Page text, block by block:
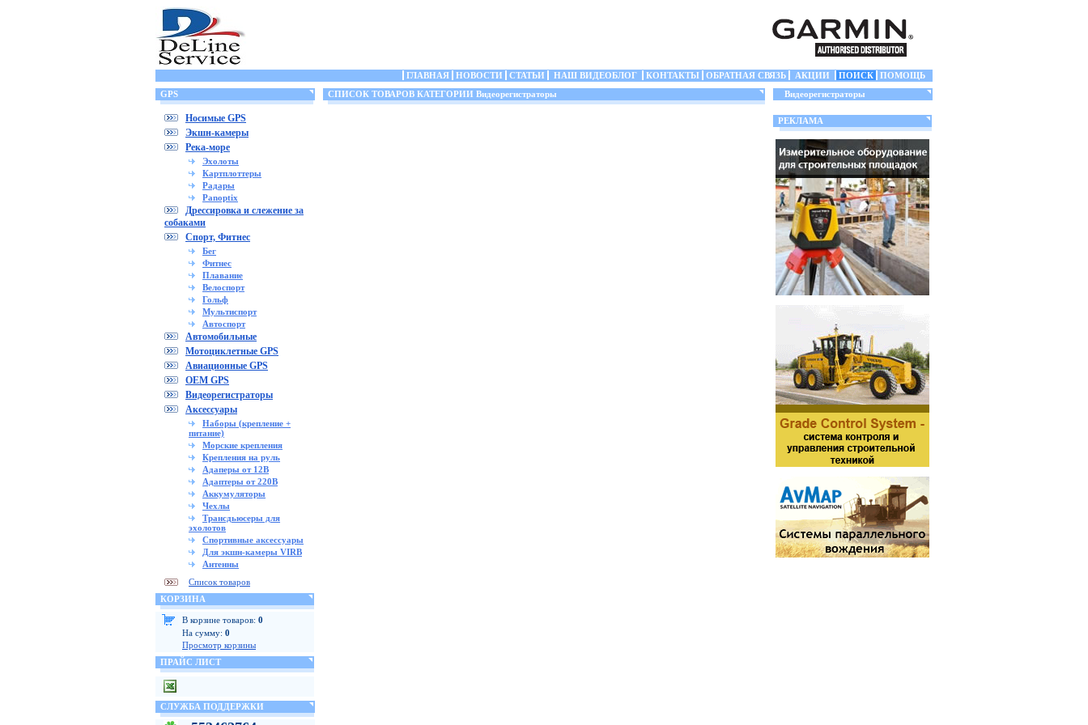
ГЛАВНАЯ НОВОСТИ СТАТЬИ НАШ ВИДЕОБЛОГ КОНТАКТЫ ОБРАТНАЯ СВЯЗЬ АКЦИИ ПОИСК
ПОМОЩЬ
GPS
Носимые GPS
Экшн-камеры
Река-море
Эхолоты
Картплоттеры
Радары
Panoptix
Дрессировка и слежение за
собаками
Спорт, Фитнес
Бег
Фитнес
Плавание
Велоспорт
Гольф
Мультиспорт
Автоспорт
Автомобильные
Мотоциклетные GPS
Авиационные GPS
OEM GPS
Видеорегистраторы
Аксессуары
Наборы (крепление +
питание)
Морские крепления
Крепления на руль
Адаперы от 12В
Адаптеры от 220В
Аккумуляторы
Чехлы
Трансдьюсеры для
эхолотов
Спортивные аксессуары
Для экшн-камеры VIRB
Антенны
Список товаров
КОРЗИНА
В корзине товаров: 0
На сумму: 0
Просмотр корзины
ПРАЙС ЛИСТ
СЛУЖБА ПОДДЕРЖКИ
СПИСОК ТОВАРОВ КАТЕГОРИИ Видеорегистраторы Видеорегистраторы
РЕКЛАМА